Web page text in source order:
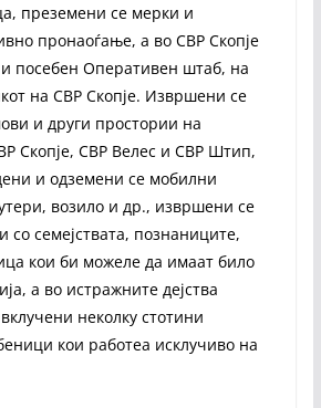
преземени се мерки и
пронаоѓање, а во СВР Скопје
посебен Оперативен штаб, на
на СВР Скопје. Извршени се
и други простории на
Скопје, СВР Велес и СВР Штип,
и одземени се мобилни
возило и др., извршени се
со семејствата, познаниците,
кои би можеле да имаат било
а во истражните дејства
неколку стотини
кои работеа исклучиво на